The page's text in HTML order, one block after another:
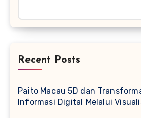
Recent Posts
Paito Macau 5D dan
Informasi Digital Melalui